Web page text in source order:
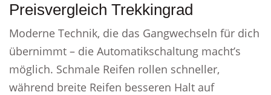
Preisvergleich Trekkingrad
Moderne Technik, die das Gangwechseln für dich
übernimmt – die Automatikschaltung macht’s
möglich. Schmale Reifen rollen schneller,
während breite Reifen besseren Halt auf